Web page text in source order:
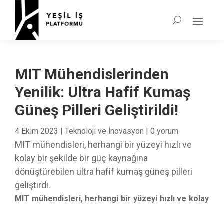
MIT Mühendislerinden
Yenilik: Ultra Hafif Kumaş
Güneş Pilleri Geliştirildi!
4 Ekim 2023 | Teknoloji ve İnovasyon | 0 yorum
MIT mühendisleri, herhangi bir yüzeyi hızlı ve
kolay bir şekilde bir güç kaynağına
dönüştürebilen ultra hafif kumaş güneş pilleri
geliştirdi.
MIT mühendisleri, herhangi bir yüzeyi hızlı ve kolay